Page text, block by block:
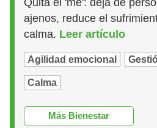
ajenos, reduce el
calma. Leer artículo
Agilidad emocional
Calma
Más Bienestar